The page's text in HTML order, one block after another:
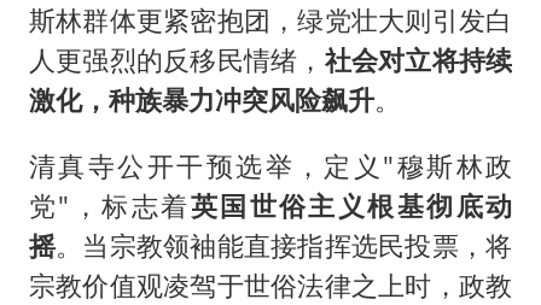
斯林群体更紧密抱团，绿党壮大则引发白
人更强烈的反移民情绪， 社会对立将持续
激化，种族暴力冲突风险飙升。
清真寺公开干预选举，定义"穆斯林政
党"，标志着英国世俗主义根基彻底动
摇。当宗教领袖能直接指挥选民投票，将
宗教价值观凌驾于世俗法律之上时，政教